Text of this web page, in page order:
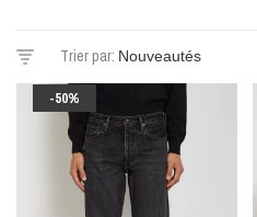
Trier par:
-50%